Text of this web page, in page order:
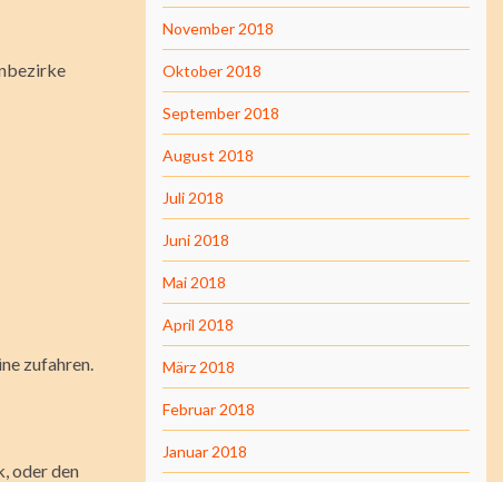
zufahren.
oder den
November 2018
Oktober 2018
September 2018
August 2018
Juli 2018
Juni 2018
Mai 2018
April 2018
März 2018
Februar 2018
Januar 2018